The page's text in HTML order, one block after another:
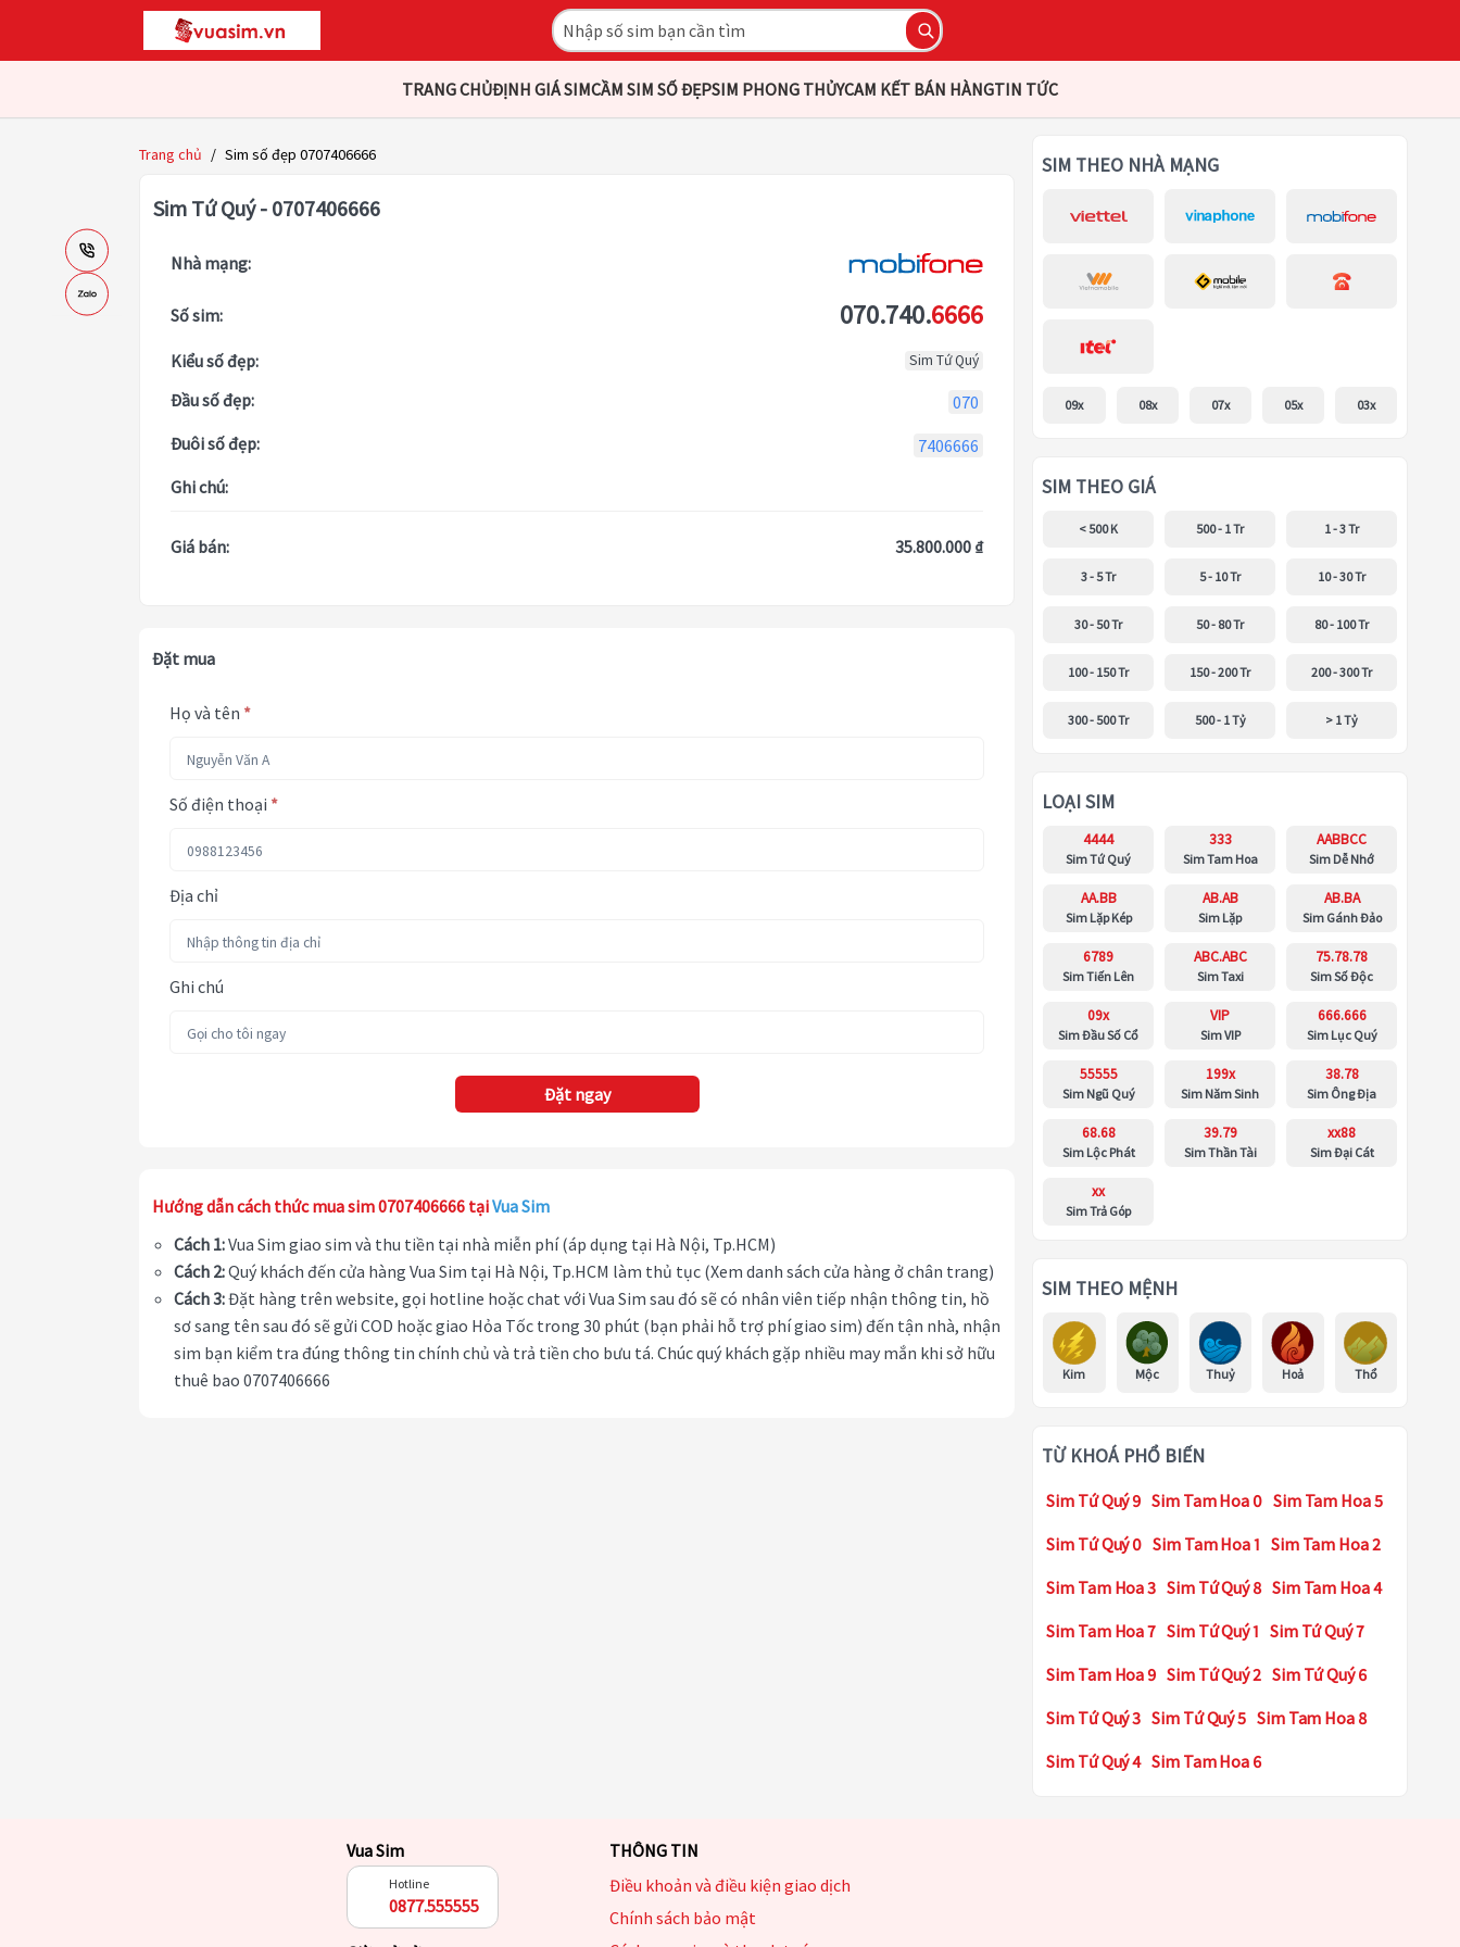
TRANG CHỦĐỊNH GIÁ SIMCẦM SIM SỐ ĐẸPSIM PHONG THỦYCAM KẾT BÁN HÀNGTIN TỨC
Trang chủ / Sim số đẹp 0707406666
Sim Tứ Quý - 0707406666
Nhà mạng:
Số sim: 070.740.6666
Kiểu số đẹp: Sim Tứ Quý
Đầu số đẹp:
070
Đuôi số đẹp:
7406666
Ghi chú:
Giá bán: 35.800.000 ₫
Đặt mua
Họ và tên *
Số điện thoại *
Địa chỉ
Ghi chú
Đặt ngay
Hướng dẫn cách thức mua sim 0707406666 tạiVua Sim
Cách 1:Vua Sim giao sim và thu tiền tại nhà miễn phí (áp dụng tại Hà Nội, Tp.HCM)
Cách 2:Quý khách đến cửa hàng Vua Sim tại Hà Nội, Tp.HCM làm thủ tục (Xem danh sách cửa hàng ở chân trang)
Cách 3:Đặt hàng trên website, gọi hotline hoặc chat với Vua Sim sau đó sẽ có nhân viên tiếp nhận thông tin, hồ
sơ sang tên sau đó sẽ gửi COD hoặc giao Hỏa Tốc trong 30 phút (bạn phải hỗ trợ phí giao sim) đến tận nhà, nhận
sim bạn kiểm tra đúng thông tin chính chủ và trả tiền cho bưu tá. Chúc quý khách gặp nhiều may mắn khi sở hữu
thuê bao 0707406666
SIM THEO NHÀ MẠNG
09x 08x 07x 05x 03x
SIM THEO GIÁ
< 500 K 500 - 1 Tr 1 - 3 Tr
3 - 5 Tr 5 - 10 Tr 10 - 30 Tr
30 - 50 Tr 50 - 80 Tr 80 - 100 Tr
100 - 150 Tr 150 - 200 Tr 200 - 300 Tr
300 - 500 Tr 500 - 1 Tỷ > 1 Tỷ
LOẠI SIM
4444
Sim Tứ Quý
333
Sim Tam Hoa
AABBCC
Sim Dễ Nhớ
AA.BB
Sim Lặp Kép
AB.AB
Sim Lặp
AB.BA
Sim Gánh Đảo
6789
Sim Tiến Lên
ABC.ABC
Sim Taxi
75.78.78
Sim Số Độc
09x
Sim Đầu Số Cổ
VIP
Sim VIP
666.666
Sim Lục Quý
55555
Sim Ngũ Quý
199x
Sim Năm Sinh
38.78
Sim Ông Địa
68.68
Sim Lộc Phát
39.79
Sim Thần Tài
xx88
Sim Đại Cát
xx
Sim Trả Góp
SIM THEO MỆNH
Kim Mộc Thuỷ Hoả Thổ
TỪ KHOÁ PHỔ BIẾN
Sim Tứ Quý 9 Sim Tam Hoa 0 Sim Tam Hoa 5
Sim Tứ Quý 0 Sim Tam Hoa 1 Sim Tam Hoa 2
Sim Tam Hoa 3 Sim Tứ Quý 8 Sim Tam Hoa 4
Sim Tam Hoa 7 Sim Tứ Quý 1 Sim Tứ Quý 7
Sim Tam Hoa 9 Sim Tứ Quý 2 Sim Tứ Quý 6
Sim Tứ Quý 3 Sim Tứ Quý 5 Sim Tam Hoa 8
Sim Tứ Quý 4 Sim Tam Hoa 6
Vua Sim
Hotline
0877.555555
THÔNG TIN
Điều khoản và điều kiện giao dịch
Chính sách bảo mật